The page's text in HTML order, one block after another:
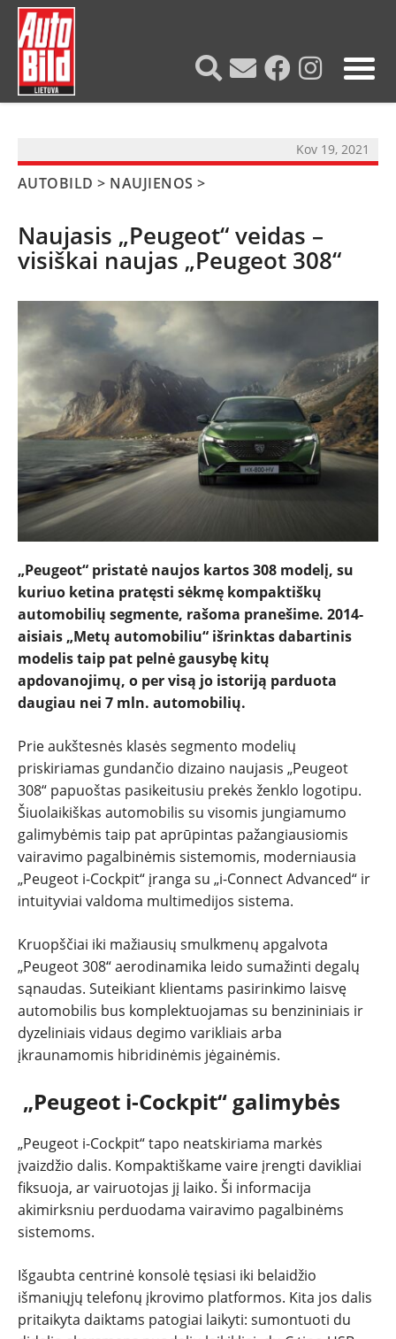
NAUJIENOS
TESTAI
NAUJI
NAUDOTI
REPORTAŽAI
SPORTAS
PATARIMAI
Kov 19, 2021
AUTOBILD > NAUJIENOS >
Naujasis „Peugeot“ veidas –
visiškai naujas „Peugeot 308“
„Peugeot“ pristatė naujos kartos 308 modelį, su
kuriuo ketina pratęsti sėkmę kompaktiškų
automobilių segmente, rašoma pranešime. 2014-
aisiais „Metų automobiliu“ išrinktas dabartinis
modelis taip pat pelnė gausybę kitų
apdovanojimų, o per visą jo istoriją parduota
daugiau nei 7 mln. automobilių.
Prie aukštesnės klasės segmento modelių
priskiriamas gundančio dizaino naujasis „Peugeot
308“ papuoštas pasikeitusiu prekės ženklo logotipu.
Šiuolaikiškas automobilis su visomis jungiamumo
galimybėmis taip pat aprūpintas pažangiausiomis
vairavimo pagalbinėmis sistemomis, moderniausia
„Peugeot i-Cockpit“ įranga su „i-Connect Advanced“ ir
intuityviai valdoma multimedijos sistema.
Kruopščiai iki mažiausių smulkmenų apgalvota
„Peugeot 308“ aerodinamika leido sumažinti degalų
sąnaudas. Suteikiant klientams pasirinkimo laisvę
automobilis bus komplektuojamas su benzininiais ir
dyzeliniais vidaus degimo varikliais arba
įkraunamomis hibridinėmis jėgainėmis.
„Peugeot i-Cockpit“ galimybės
„Peugeot i-Cockpit“ tapo neatskiriama markės
įvaizdžio dalis. Kompaktiškame vaire įrengti davikliai
fiksuoja, ar vairuotojas jį laiko. Ši informacija
akimirksniu perduodama vairavimo pagalbinėms
sistemoms.
Išgaubta centrinė konsolė tęsiasi iki belaidžio
išmaniųjų telefonų įkrovimo platformos. Kita jos dalis
pritaikyta daiktams patogiai laikyti: sumontuoti du